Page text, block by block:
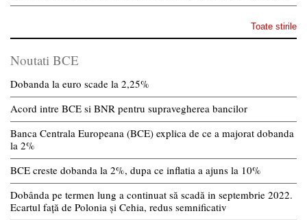
Toate stirile
Noutati BCE
Dobanda la euro scade la 2,25%
Acord intre BCE si BNR pentru supravegherea bancilor
Banca Centrala Europeana (BCE) explica de ce a majorat dobanda
la 2%
BCE creste dobanda la 2%, dupa ce inflatia a ajuns la 10%
Dobânda pe termen lung a continuat să scadă in septembrie 2022.
Ecartul față de Polonia și Cehia, redus semnificativ